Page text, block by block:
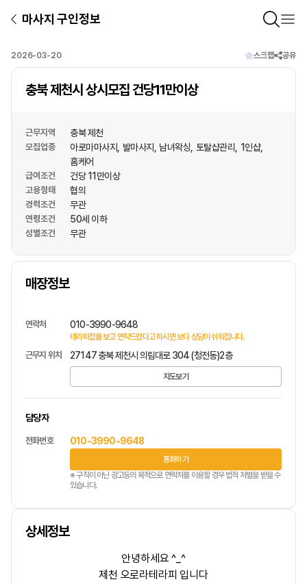
마사지 구인정보
2026-03-20 스크랩 공유
충북 제천시 상시모집 건당11만이상
근무지역 충북 제천
모집업종 아로마마사지 발마사지 남녀왁싱 토탈샵관리
1인샵
홈케어
급여조건 건당 11만이상
고용형태 협의
경력조건 무관
연령조건 50세 이하
성별조건 무관
매장정보
상호명
연락처 010-3990-9648
테라피잡를 보고 연락드렸다고 하시면 보다 상담이 쉬워집니다.
근무지 위치 27147 충북 제천시 의림대로 304 (청전동)2층
지도보기
담당자
전화번호 010-3990-9648
통화하기
※ 구직이 아닌 광고등의 목적으로 연락처를 이용할 경우 법적 처벌을 받을 수
있습니다.
상세정보
안녕하세요 ^_^
제천 오로라테라피 입니다